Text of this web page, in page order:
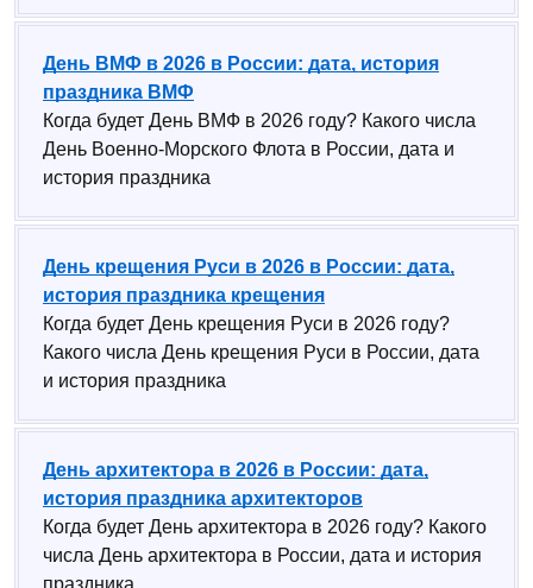
День ВМФ в 2026 в России: дата, история
праздника ВМФ
Когда будет День ВМФ в 2026 году? Какого числа
День Военно-Морского Флота в России, дата и
история праздника
День крещения Руси в 2026 в России: дата,
история праздника крещения
Когда будет День крещения Руси в 2026 году?
Какого числа День крещения Руси в России, дата
и история праздника
День архитектора в 2026 в России: дата,
история праздника архитекторов
Когда будет День архитектора в 2026 году? Какого
числа День архитектора в России, дата и история
праздника